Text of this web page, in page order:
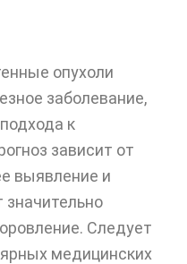
опухоли
заболевание,
к
зависит от
выявление и
значительно
Следует
медицинских